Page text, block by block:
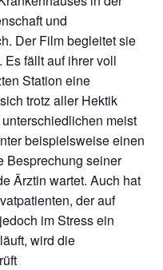
und
Der Film begleitet sie
fällt auf ihrer voll
Station eine
trotz aller Hektik
meist
beispielsweise einen
Besprechung seiner
Ärztin wartet. Auch hat
der auf
im Stress ein
wird die